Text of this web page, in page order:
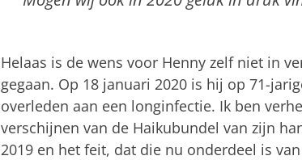
Helaas is de wens voor Henny zelf niet in
gegaan. Op 18 januari 2020 is hij op 71-
overleden aan een longinfectie. Ik ben
verschijnen van de Haikubundel van zijn
2019 en het feit, dat die nu onderdeel is